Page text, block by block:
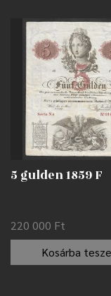
5 gulden 1859 F
220 000 Ft
Kosárba